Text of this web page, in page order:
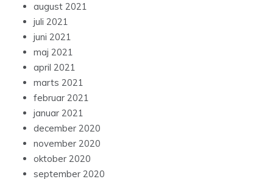
august 2021
juli 2021
juni 2021
maj 2021
april 2021
marts 2021
februar 2021
januar 2021
december 2020
november 2020
oktober 2020
september 2020